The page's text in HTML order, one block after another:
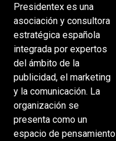
Presidentex es una
asociación y consultora
estratégica española
integrada por expertos
del ámbito de la
publicidad, el marketing
y la comunicación. La
organización se
presenta como un
espacio de pensamiento